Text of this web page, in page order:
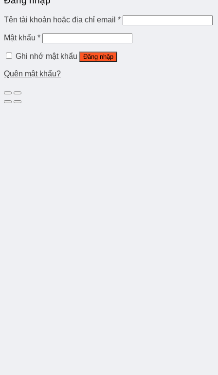
Tên tài khoản hoặc địa chỉ email *
Mật khẩu *
Ghi nhớ mật khẩu Đăng nhập
Quên mật khẩu?